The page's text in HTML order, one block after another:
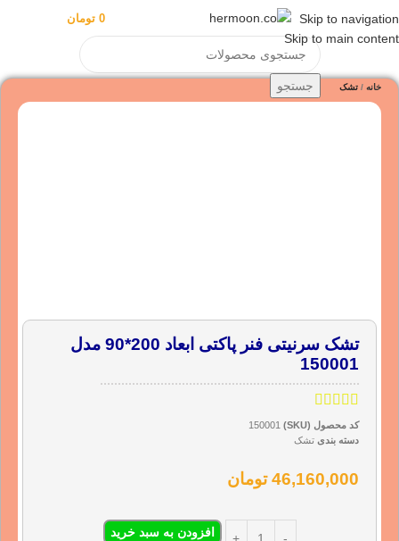
Skip to navigation
Skip to main content
منو 0 تومان
جستجو خانه تشک
تشک سرنیتی فنر پاکتی ابعاد 200*90 مدل
150001
کد محصول (SKU)
150001
دسته بندی تشک
46,160,000 تومان
افزودن به سبد خرید